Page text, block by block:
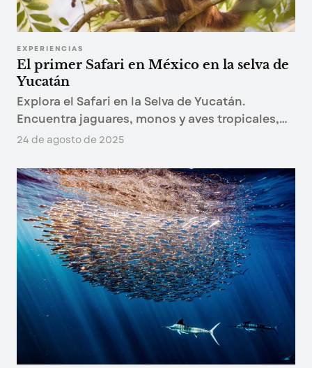
EXPERIENCIAS
El primer Safari en México en la selva de
Yucatán
Explora el Safari en la Selva de Yucatán.
Encuentra jaguares, monos y aves tropicales,
descubre cenotes sagrados y conéctate con
24 de agosto de 2025